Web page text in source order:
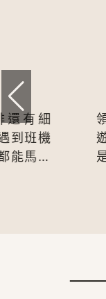
領隊慧雯細
遊阿倫風趣
是一趟很愉快
——